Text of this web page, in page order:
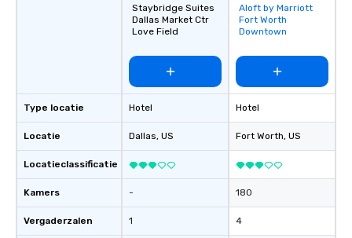
Type locatie
Locatie
Locatieclassificatie
Kamers
Vergaderzalen
Staybridge Suites
Dallas Market Ctr
Love Field
Hotel
Dallas, US
-
1
Removed from
favorites
Aloft by Marriott
Fort Worth
Downtown
Hotel
Fort Worth, US
180
4